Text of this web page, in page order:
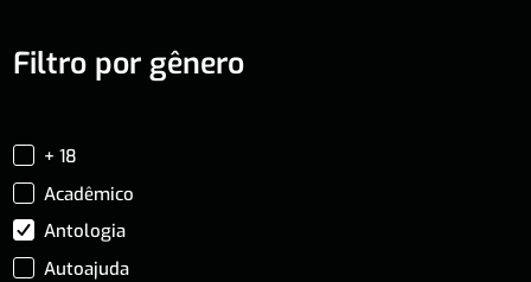
Filtro por gênero
+ 18
Acadêmico
Antologia
Autoajuda